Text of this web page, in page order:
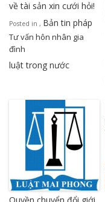
về tài sản xin cưới hỏi!
Posted in
Tư vấn hôn nhân gia
đình
, Bản tin pháp
luật trong nước